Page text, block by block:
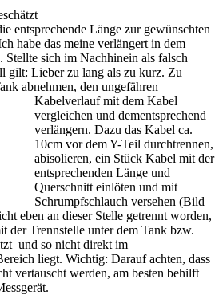
entsprechende Länge zur gewünschten
habe das meine verlängert in dem
Stellte sich im Nachhinein als falsch
gilt: Lieber zu lang als zu kurz. Zu
abnehmen, den ungefähren
Kabelverlauf mit dem Kabel
vergleichen und dementsprechend
verlängern. Dazu das Kabel ca.
10cm vor dem Y-Teil durchtrennen,
abisolieren, ein Stück Kabel mit der
entsprechenden Länge und
Querschnitt einlöten und mit
Schrumpfschlauch versehen (Bild
eben an dieser Stelle getrennt worden,
der Trennstelle unter dem Tank bzw.
und so nicht direkt im
liegt. Wichtig: Darauf achten, dass
vertauscht werden, am besten behilft